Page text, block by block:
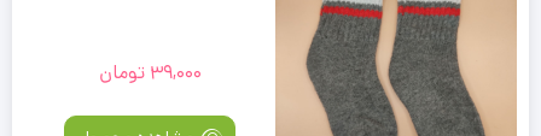
39,000 تومان